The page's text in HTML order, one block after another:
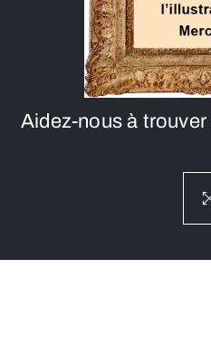
Aidez-nous à